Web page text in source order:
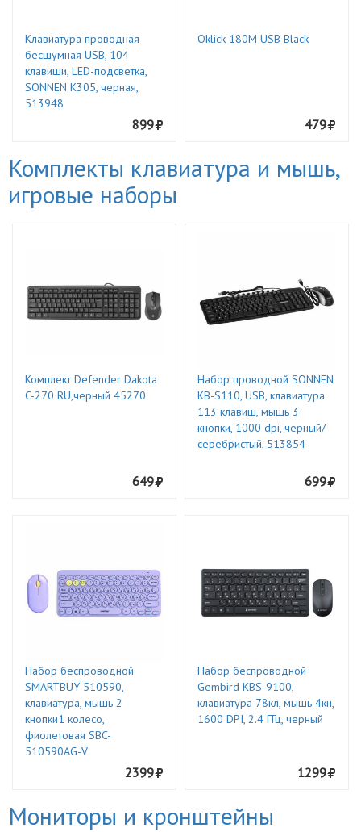
Клавиатура проводная
бесшумная USB, 104
клавиши, LED-подсветка,
SONNEN K305, черная,
513948
899
Oklick 180M USB Black
479
Комплекты клавиатура и мышь,
игровые наборы
Комплект Defender Dakota
C-270 RU,черный 45270
649
Набор проводной SONNEN
KB-S110, USB, клавиатура
113 клавиш, мышь 3
кнопки, 1000 dpi, черный/
серебристый, 513854
699
Набор беспроводной
SMARTBUY 510590,
клавиатура, мышь 2
кнопки1 колесо,
фиолетовая SBC-
510590AG-V
2399
Набор беспроводной
Gembird KBS-9100,
клавиатура 78кл, мышь 4кн,
1600 DPI, 2.4 ГГц, черный
1299
Мониторы и кронштейны